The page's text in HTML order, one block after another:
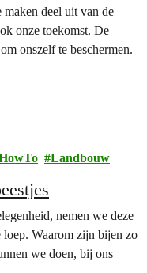
maken deel uit van de
onze toekomst. De
onszelf te beschermen.
Landbouw
nemen we deze
loep. Waarom zijn bijen zo
we doen, bij ons